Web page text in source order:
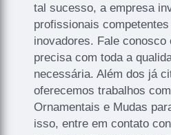
tal sucesso, a empresa
profissionais
inovadores. Fale
precisa com toda a
necessária. Além dos já
oferecemos trabalhos
Ornamentais e Mudas
isso, entre em contato